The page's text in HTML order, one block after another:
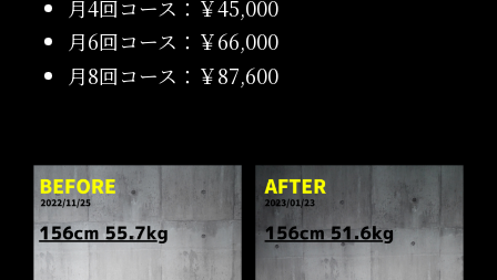
月4回コース：￥45,000
月6回コース：￥66,000
月8回コース：￥87,600